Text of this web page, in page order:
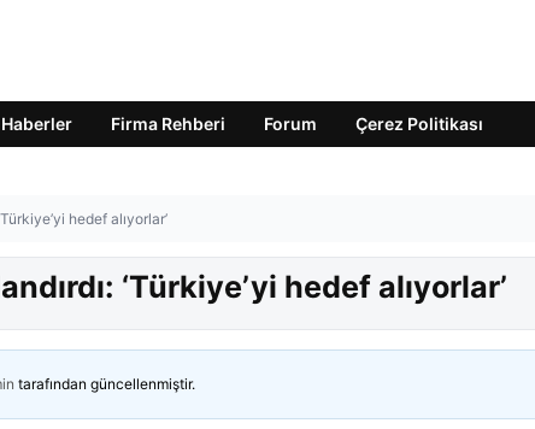
Firma Rehberi Forum Çerez Politikası
hedef alıyorlar’
‘Türkiye’yi hedef alıyorlar’
tarafından güncellenmiştir.